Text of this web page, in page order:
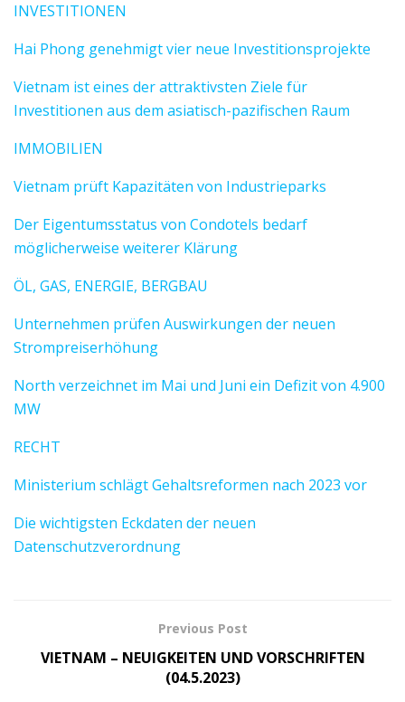
INVESTITIONEN
Hai Phong genehmigt vier neue Investitionsprojekte
Vietnam ist eines der attraktivsten Ziele für
Investitionen aus dem asiatisch-pazifischen Raum
IMMOBILIEN
Vietnam prüft Kapazitäten von Industrieparks
Der Eigentumsstatus von Condotels bedarf
möglicherweise weiterer Klärung
ÖL, GAS, ENERGIE, BERGBAU
Unternehmen prüfen Auswirkungen der neuen
Strompreiserhöhung
North verzeichnet im Mai und Juni ein Defizit von 4.900
MW
RECHT
Ministerium schlägt Gehaltsreformen nach 2023 vor
Die wichtigsten Eckdaten der neuen
Datenschutzverordnung
Previous Post
VIETNAM – NEUIGKEITEN UND VORSCHRIFTEN
(04.5.2023)